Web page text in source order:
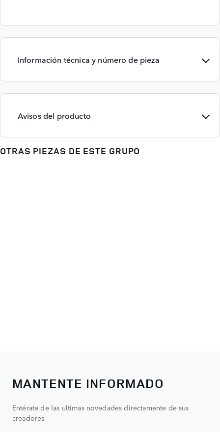
Información técnica y número de pieza
Avisos del producto
OTRAS PIEZAS DE ESTE GRUPO
MANTENTE INFORMADO
Entérate de las ultimas novedades directamente de sus
creadores